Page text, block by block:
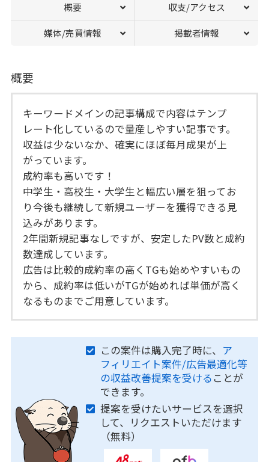
概要 収支/アクセス
媒体/売買情報 掲載者情報
概要
キーワードメインの記事構成で内容はテンプ
レート化しているので量産しやすい記事です。
収益は少ないなか、確実にほぼ毎月成果が上
がっています。
成約率も高いです！
中学生・高校生・大学生と幅広い層を狙ってお
り今後も継続して新規ユーザーを獲得できる見
込みがあります。
2年間新規記事なしですが、安定したPV数と成約
数達成しています。
広告は比較的成約率の高くTGも始めやすいもの
から、成約率は低いがTGが始めれば単価が高く
なるものまでご用意しています。
この案件は購入完了時に、 ア
フィリエイト案件/広告最適化等
の収益改善提案を受ける ことが
できます。
提案を受けたいサービスを選択
して、リクエストいただけます
（無料）